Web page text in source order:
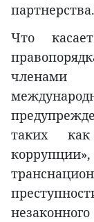
партнерства.
Что
членами
таких